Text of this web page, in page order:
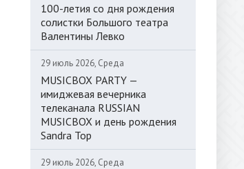
100-летия со дня рождения
солистки Большого театра
Валентины Левко
29 июль 2026, Среда
MUSICBOX PARTY —
имиджевая вечерника
телеканала RUSSIAN
MUSICBOX и день рождения
Sandra Top
29 июль 2026, Среда